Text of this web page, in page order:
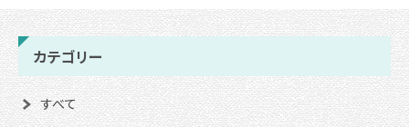
カテゴリー
すべて